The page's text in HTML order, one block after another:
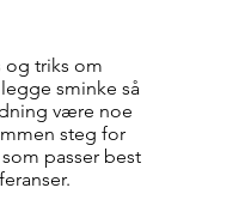
triks om
sminke så
være noe
steg for
passer best